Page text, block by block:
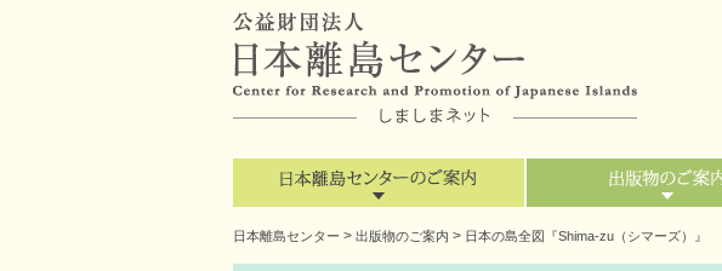
日本離島センター > 出版物のご案内 > 日本の島全図『Shima-zu（シマーズ）』